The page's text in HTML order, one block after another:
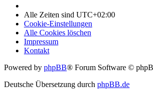
Alle Zeiten sind UTC+02:00
Cookie-Einstellungen
Alle Cookies löschen
Impressum
Kontakt
Powered by phpBB® Forum Software ©
Deutsche Übersetzung durch phpBB.de